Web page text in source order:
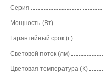
Серия
Мощность (Вт)
Гарантийный срок (г.)
Световой поток (лм)
Цветовая температура (К)